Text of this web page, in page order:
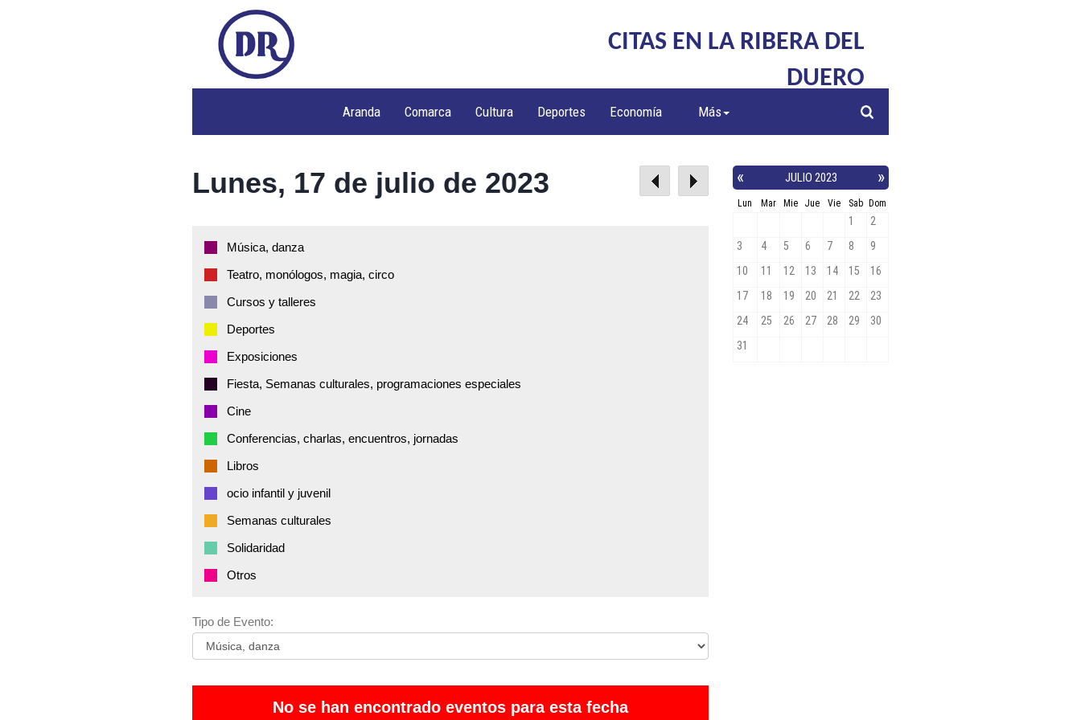
CITAS EN LA RIBERA DEL
DUERO
Aranda Comarca Cultura Deportes Economía Más
Lunes, 17 de julio de 2023
Música, danza
Teatro, monólogos, magia, circo
Cursos y talleres
Deportes
Exposiciones
Fiesta, Semanas culturales, programaciones especiales
Cine
Conferencias, charlas, encuentros, jornadas
Libros
ocio infantil y juvenil
Semanas culturales
Solidaridad
Otros
Tipo de Evento:
No se han encontrado eventos para esta fecha